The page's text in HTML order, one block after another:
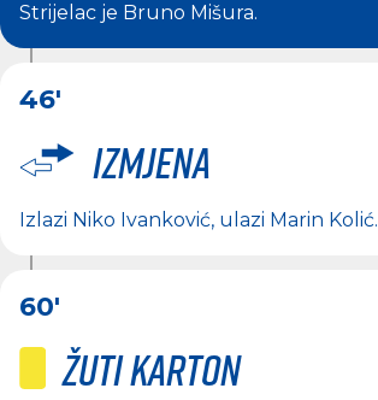
Strijelac je Bruno Mišura.
46'
Izmjena
Izlazi Niko Ivanković, ulazi Marin Kolić.
60'
Žuti karton